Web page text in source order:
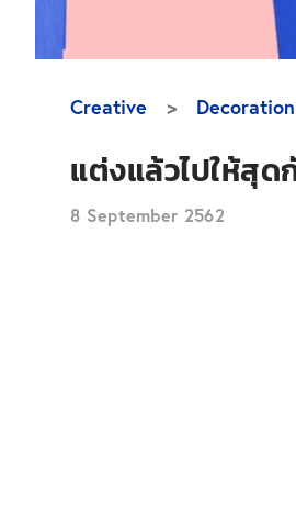
Creative Decoration
แต่งแล้วไปให้สุด
8 September 2562